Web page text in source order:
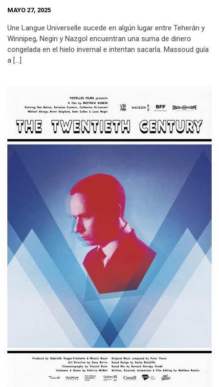
MAYO 27, 2025
Une Langue Universelle sucede en algún lugar entre Teherán y
Winnipeg, Negin y Nazgol encuentran una suma de dinero
congelada en el hielo invernal e intentan sacarla. Massoud guía
a […]